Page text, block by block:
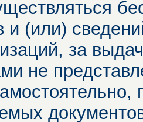
и (или)
за
не